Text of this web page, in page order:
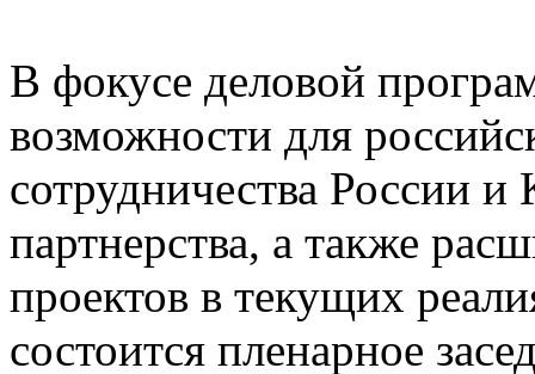
В фокусе деловой
возможности для
сотрудничества России и
партнерства, а также
проектов в текущих
состоится пленарное